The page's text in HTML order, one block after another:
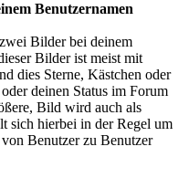
Benutzernamen
Bilder bei deinem
Bilder ist meist mit
dies Sterne, Kästchen oder
deinen Status im Forum
Bild wird auch als
sich hierbei in der Regel um
Benutzer zu Benutzer